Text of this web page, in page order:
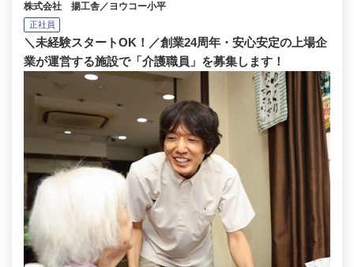
株式会社 揚工舎／ヨウコー小平
正社員
＼未経験スタートOK！／創業24周年・安心安定の上場企
業が運営する施設で「介護職員」を募集します！